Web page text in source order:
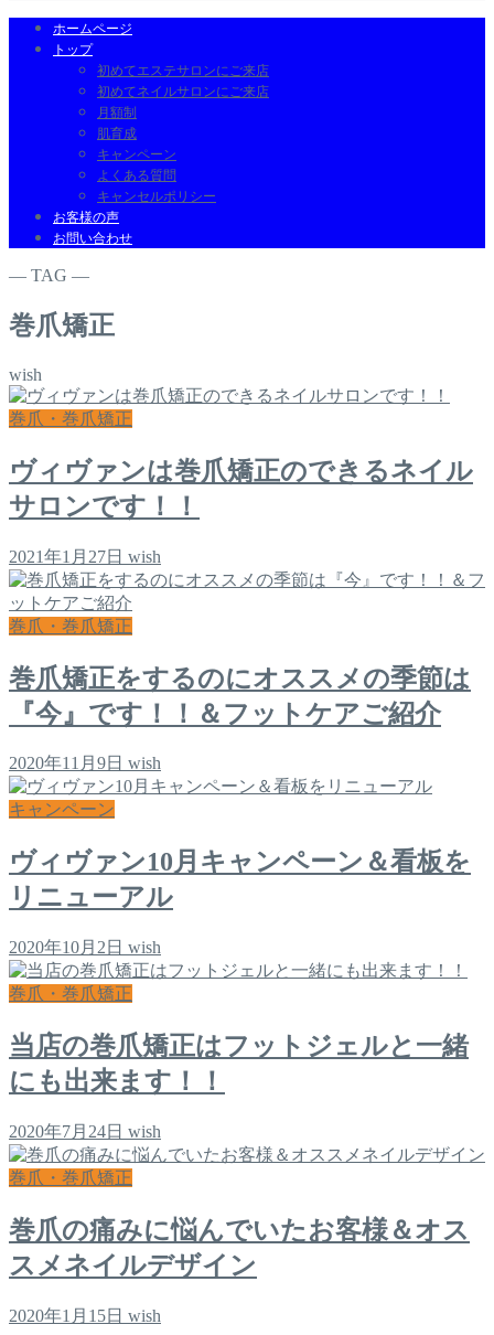
ホームページ
トップ
初めてエステサロンにご来店
初めてネイルサロンにご来店
月額制
肌育成
キャンペーン
よくある質問
キャンセルポリシー
お客様の声
お問い合わせ
― TAG ―
巻爪矯正
wish
巻爪・巻爪矯正
ヴィヴァンは巻爪矯正のできるネイル
サロンです！！
2021年1月27日 wish
巻爪・巻爪矯正
巻爪矯正をするのにオススメの季節は
『今』です！！＆フットケアご紹介
2020年11月9日 wish
キャンペーン
ヴィヴァン10月キャンペーン＆看板を
リニューアル
2020年10月2日 wish
巻爪・巻爪矯正
当店の巻爪矯正はフットジェルと一緒
にも出来ます！！
2020年7月24日 wish
巻爪・巻爪矯正
巻爪の痛みに悩んでいたお客様＆オス
スメネイルデザイン
2020年1月15日 wish